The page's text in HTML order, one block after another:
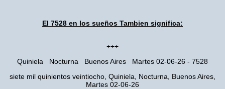
El 7528 en los sueños Tambien significa:
+++
Quiniela Nocturna Buenos Aires Martes 02-06-26 - 7528
siete mil quinientos veintiocho, Quiniela, Nocturna, Buenos Aires,
Martes 02-06-26